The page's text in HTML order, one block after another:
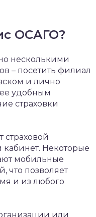
ОСАГО?
несколькими
– посетить филиал
и лично
удобным
страховки
страховой
Некоторые
мобильные
что позволяет
и из любого
или